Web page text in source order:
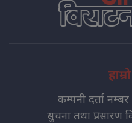
कम्पनी दर्ता
सुचना तथा प्रसारण